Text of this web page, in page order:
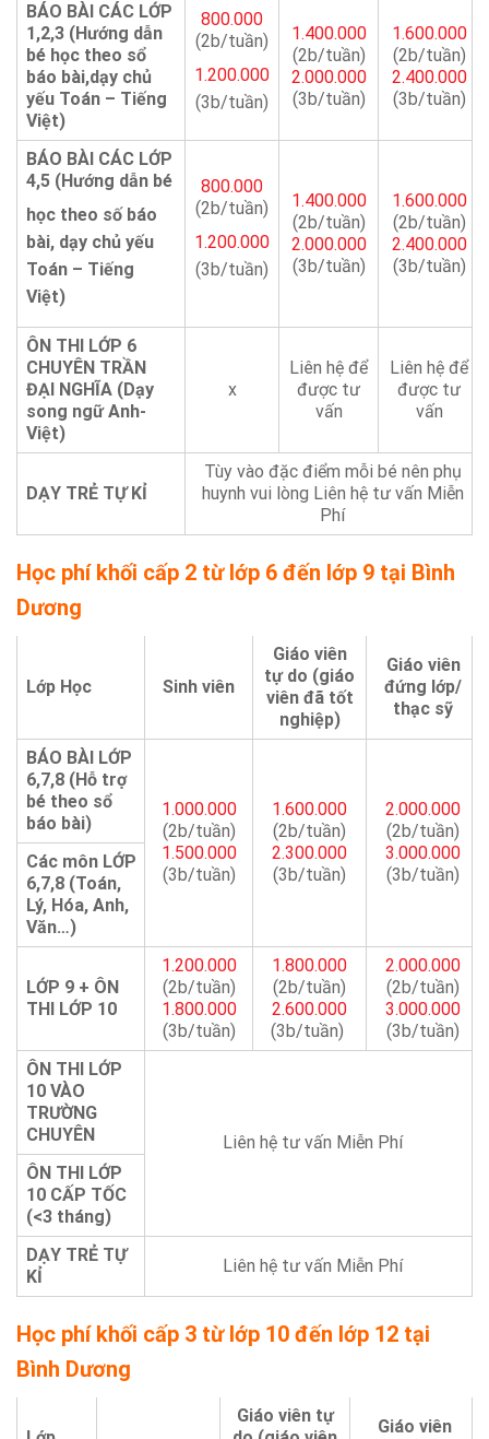
BÁO BÀI CÁC LỚP
1,2,3 (Hướng dẫn
bé học theo sổ
báo bài,dạy chủ
yếu Toán – Tiếng
Việt)
800.000
(2b/tuần)
1.200.000
(3b/tuần)
1.400.000
(2b/tuần)
2.000.000
(3b/tuần)
1.600.000
(2b/tuần)
2.400.000
(3b/tuần)
BÁO BÀI CÁC LỚP
4,5 (Hướng dẫn bé
học theo số báo
bài, dạy chủ yếu
Toán – Tiếng
Việt)
800.000
(2b/tuần)
1.200.000
(3b/tuần)
1.400.000
(2b/tuần)
2.000.000
(3b/tuần)
1.600.000
(2b/tuần)
2.400.000
(3b/tuần)
ÔN THI LỚP 6
CHUYÊN TRẦN
ĐẠI NGHĨA (Dạy
song ngữ Anh-
Việt)
x
Liên hệ để
được tư
vấn
Liên hệ để
được tư
vấn
DẠY TRẺ TỰ KỈ
Tùy vào đặc điểm mỗi bé nên phụ
huynh vui lòng Liên hệ tư vấn Miễn
Phí
Học phí khối cấp 2 từ lớp 6 đến lớp 9 tại Bình
Dương
Lớp Học Sinh viên
Giáo viên
tự do (giáo
viên đã tốt
nghiệp)
Giáo viên
đứng lớp/
thạc sỹ
BÁO BÀI LỚP
6,7,8 (Hỗ trợ
bé theo sổ
báo bài)
1.000.000
(2b/tuần)
1.500.000
(3b/tuần)
1.600.000
(2b/tuần)
2.300.000
(3b/tuần)
2.000.000
(2b/tuần)
3.000.000
(3b/tuần)
Các môn LỚP
6,7,8 (Toán,
Lý, Hóa, Anh,
Văn…)
LỚP 9 + ÔN
THI LỚP 10
1.200.000
(2b/tuần)
1.800.000
(3b/tuần)
1.800.000
(2b/tuần)
2.600.000
(3b/tuần)
2.000.000
(2b/tuần)
3.000.000
(3b/tuần)
ÔN THI LỚP
10 VÀO
TRƯỜNG
CHUYÊN
Liên hệ tư vấn Miễn Phí
ÔN THI LỚP
10 CẤP TỐC
(<3 tháng)
DẠY TRẺ TỰ
KỈ
Liên hệ tư vấn Miễn Phí
Học phí khối cấp 3 từ lớp 10 đến lớp 12 tại
Bình Dương
Giáo viên tự
Giáo viên